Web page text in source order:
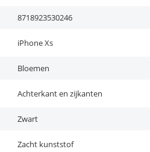
8718923530246
iPhone Xs
Bloemen
Achterkant en zijkanten
Zwart
Zacht kunststof